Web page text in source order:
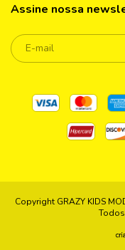
Assine nossa
Copyright GRAZY KIDS